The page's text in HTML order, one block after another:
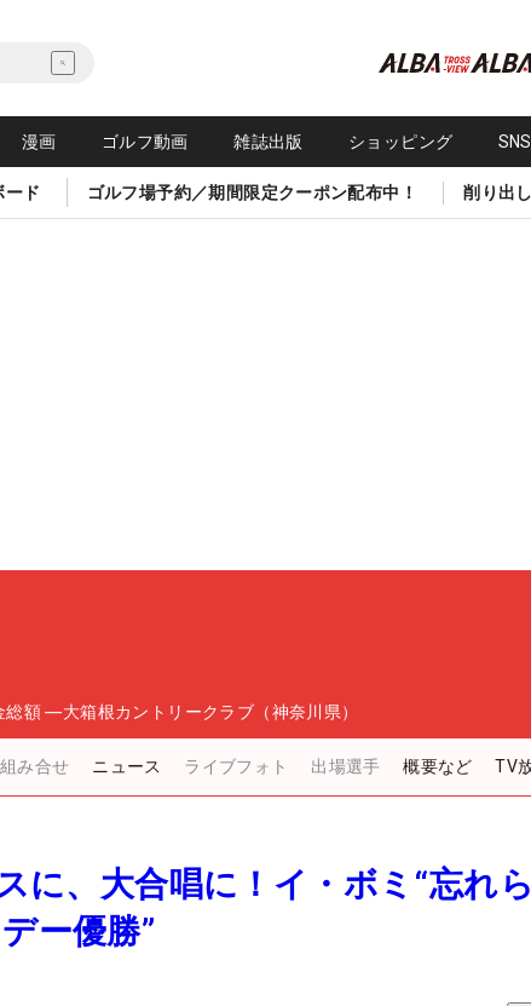
漫画 ゴルフ動画 雑誌出版 ショッピング
ド ゴルフ場予約／期間限定クーポン配布中！ 削り出
総額 ―大箱根カントリークラブ（神奈川県）
組み合せ ニュース ライブフォト 出場選手 概要など TV
に、大合唱に！イ・ボミ“忘れ
ー優勝”